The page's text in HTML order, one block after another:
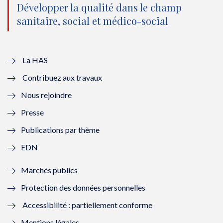
o
u
l
l
f
n
ê
t
n
o
e
e
n
ê
o
u
ê
t
n
o
ê
Développer la qualité dans le champ
sanitaire, social et médico-social
La HAS
Contribuez aux travaux
Nous rejoindre
Presse
Publications par thème
EDN
Marchés publics
Protection des données personnelles
Accessibilité : partiellement conforme